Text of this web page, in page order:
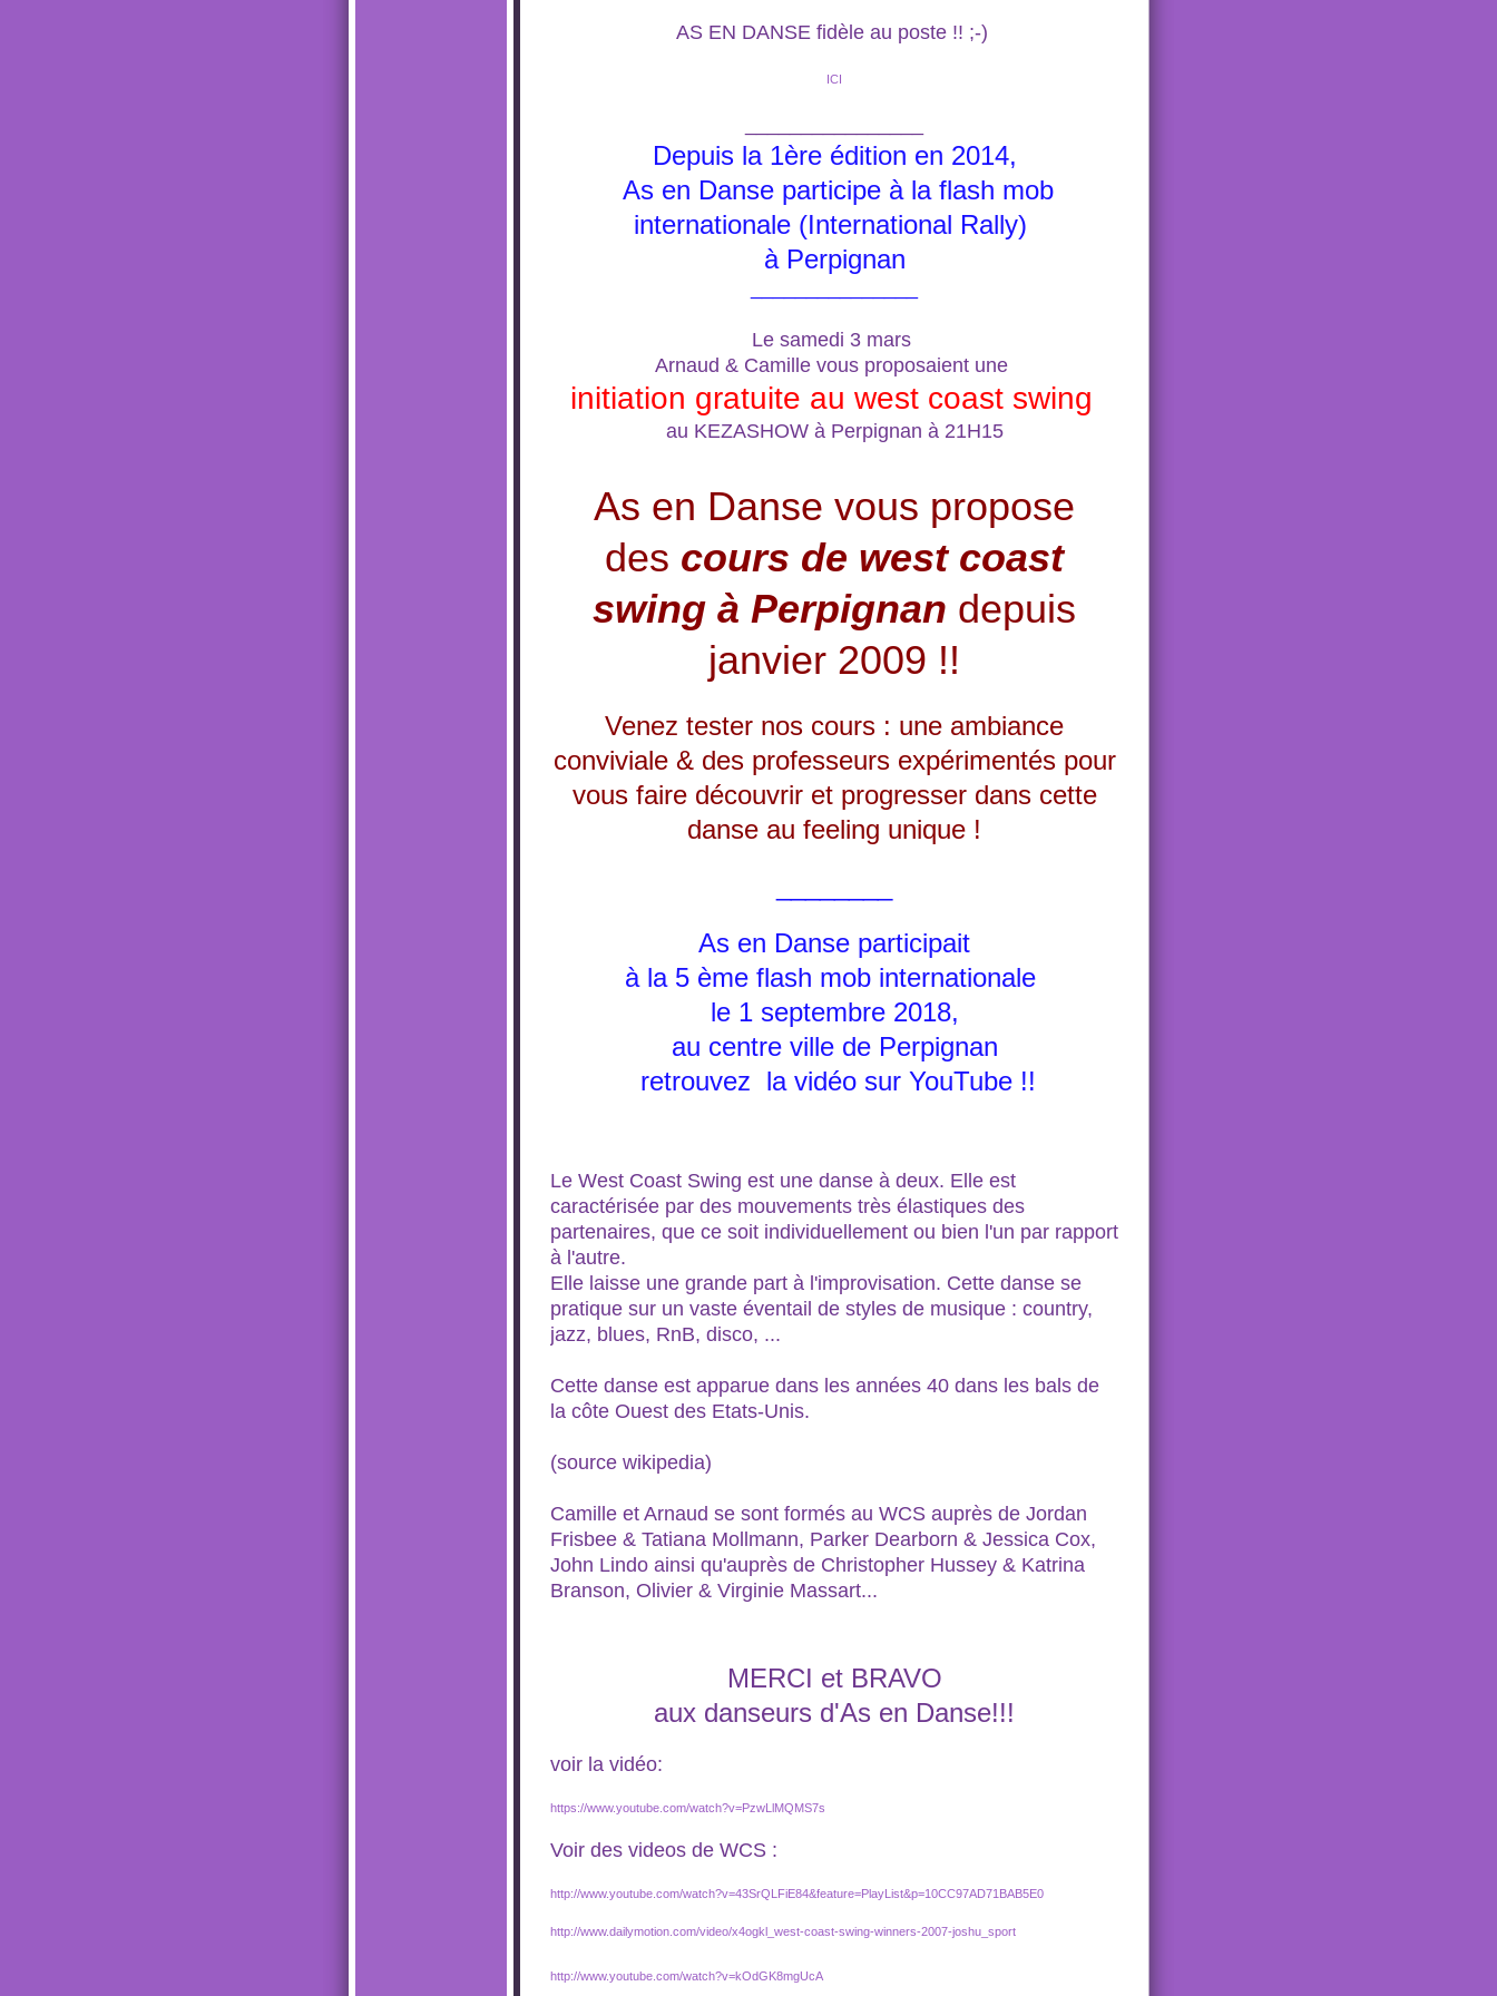
AS EN DANSE fidèle au poste !! ;-)
ICI
Depuis la 1ère édition en 2014,
As en Danse participe à la flash mob
internationale (International Rally)
à Perpignan
Le samedi 3 mars
Arnaud & Camille vous proposaient une
initiation gratuite au west coast swing
au KEZASHOW à Perpignan à 21H15
As en Danse vous propose
des cours de west coast
swing à Perpignan depuis
janvier 2009 !!
Venez tester nos cours : une ambiance
conviviale & des professeurs expérimentés pour
vous faire découvrir et progresser dans cette
danse au feeling unique !
As en Danse participait
à la 5 ème flash mob internationale
le 1 septembre 2018,
au centre ville de Perpignan
retrouvez la vidéo sur YouTube !!
Le West Coast Swing est une danse à deux. Elle est
caractérisée par des mouvements très élastiques des
partenaires, que ce soit individuellement ou bien l'un par rapport
à l'autre.
Elle laisse une grande part à l'improvisation. Cette danse se
pratique sur un vaste éventail de styles de musique : country,
jazz, blues, RnB, disco, ...
Cette danse est apparue dans les années 40 dans les bals de
la côte Ouest des Etats-Unis.
(source wikipedia)
Camille et Arnaud se sont formés au WCS auprès de Jordan
Frisbee & Tatiana Mollmann, Parker Dearborn & Jessica Cox,
John Lindo ainsi qu'auprès de Christopher Hussey & Katrina
Branson, Olivier & Virginie Massart...
MERCI et BRAVO
aux danseurs d'As en Danse!!!
voir la vidéo:
https://www.youtube.com/watch?v=PzwLlMQMS7s
Voir des videos de WCS :
http://www.youtube.com/watch?v=43SrQLFiE84&feature=PlayList&p=10CC97AD71BAB5E0
http://www.dailymotion.com/video/x4ogkl_west-coast-swing-winners-2007-joshu_sport
http://www.youtube.com/watch?v=kOdGK8mgUcA